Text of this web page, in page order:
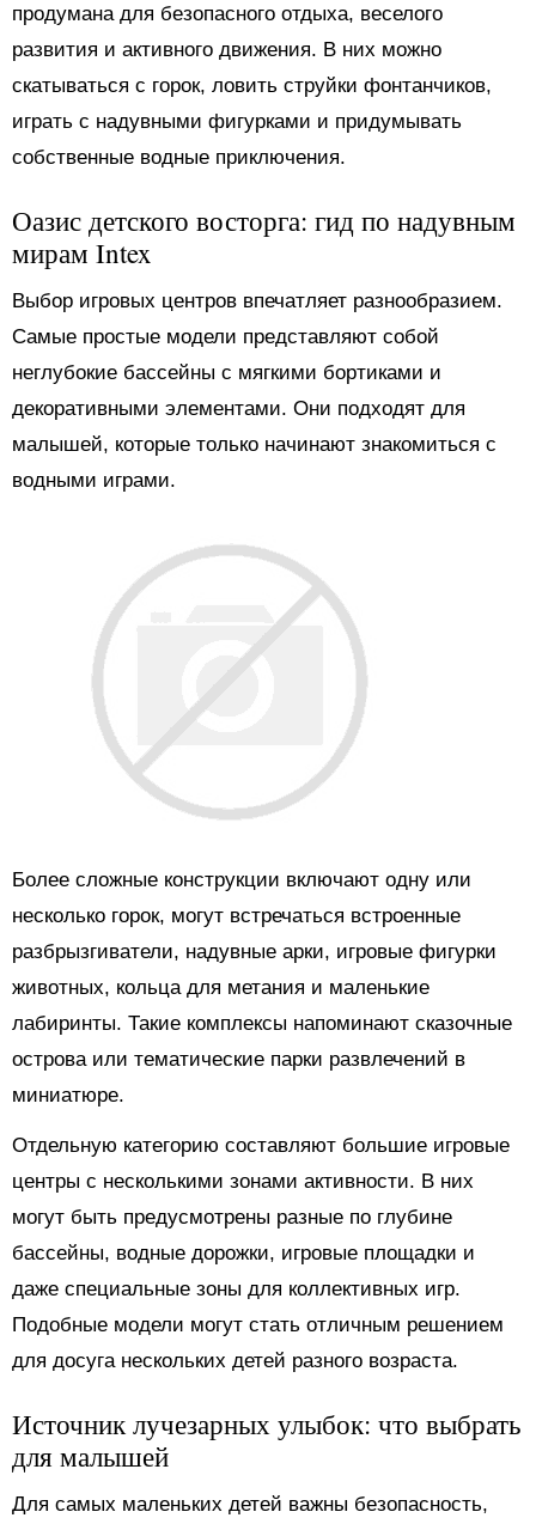
продумана для безопасного отдыха, веселого
развития и активного движения. В них можно
скатываться с горок, ловить струйки фонтанчиков,
играть с надувными фигурками и придумывать
собственные водные приключения.
Оазис детского восторга: гид по надувным
мирам Intex
Выбор игровых центров впечатляет разнообразием.
Самые простые модели представляют собой
неглубокие бассейны с мягкими бортиками и
декоративными элементами. Они подходят для
малышей, которые только начинают знакомиться с
водными играми.
Более сложные конструкции включают одну или
несколько горок, могут встречаться встроенные
разбрызгиватели, надувные арки, игровые фигурки
животных, кольца для метания и маленькие
лабиринты. Такие комплексы напоминают сказочные
острова или тематические парки развлечений в
миниатюре.
Отдельную категорию составляют большие игровые
центры с несколькими зонами активности. В них
могут быть предусмотрены разные по глубине
бассейны, водные дорожки, игровые площадки и
даже специальные зоны для коллективных игр.
Подобные модели могут стать отличным решением
для досуга нескольких детей разного возраста.
Источник лучезарных улыбок: что выбрать
для малышей
Для самых маленьких детей важны безопасность,